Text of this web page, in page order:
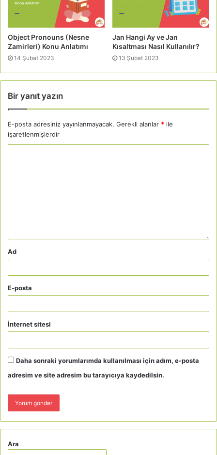
Object Pronouns (Nesne
Zamirleri) Konu Anlatımı
14 Şubat 2023
Jan Hangi Ay ve Jan
Kısaltması Nasıl Kullanılır?
13 Şubat 2023
Bir yanıt yazın
E-posta adresiniz yayınlanmayacak. Gerekli alanlar * ile
işaretlenmişlerdir
Ad
E-posta
İnternet sitesi
Daha sonraki yorumlarımda kullanılması için adım, e-posta
adresim ve site adresim bu tarayıcıya kaydedilsin.
Ara